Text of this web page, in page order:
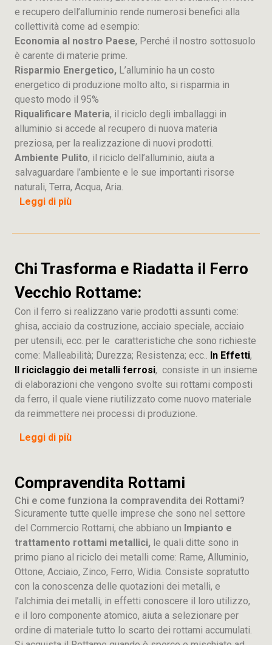
e recupero dell’alluminio rende numerosi benefici alla
collettività come ad esempio:
Economia al nostro Paese, Perché il nostro sottosuolo
è carente di materie prime.
Risparmio Energetico, L’alluminio ha un costo
energetico di produzione molto alto, si risparmia in
questo modo il 95%
Riqualificare Materia, il riciclo degli imballaggi in
alluminio si accede al recupero di nuova materia
preziosa, per la realizzazione di nuovi prodotti.
Ambiente Pulito, il riciclo dell’alluminio, aiuta a
salvaguardare l’ambiente e le sue importanti risorse
naturali, Terra, Acqua, Aria.
Leggi di più
Chi Trasforma e Riadatta il Ferro
Vecchio Rottame:
Con il ferro si realizzano varie prodotti assunti come:
ghisa, acciaio da costruzione, acciaio speciale, acciaio
per utensili, ecc. per le caratteristiche che sono richieste
come: Malleabilità; Durezza; Resistenza; ecc.. In Effetti,
Il riciclaggio dei metalli ferrosi, consiste in un insieme
di elaborazioni che vengono svolte sui rottami composti
da ferro, il quale viene riutilizzato come nuovo materiale
da reimmettere nei processi di produzione.
Leggi di più
Compravendita Rottami
Chi e come funziona la compravendita dei Rottami?
Sicuramente tutte quelle imprese che sono nel settore
del Commercio Rottami, che abbiano un Impianto e
trattamento rottami metallici, le quali ditte sono in
primo piano al riciclo dei metalli come: Rame, Alluminio,
Ottone, Acciaio, Zinco, Ferro, Widia. Consiste sopratutto
con la conoscenza delle quotazioni dei metalli, e
l’alchimia dei metalli, in effetti conoscere il loro utilizzo,
e il loro componente atomico, aiuta a selezionare per
ordine di materiale tutto lo scarto dei rottami accumulati.